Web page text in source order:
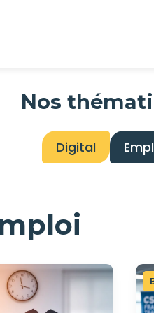
Nos
Digital